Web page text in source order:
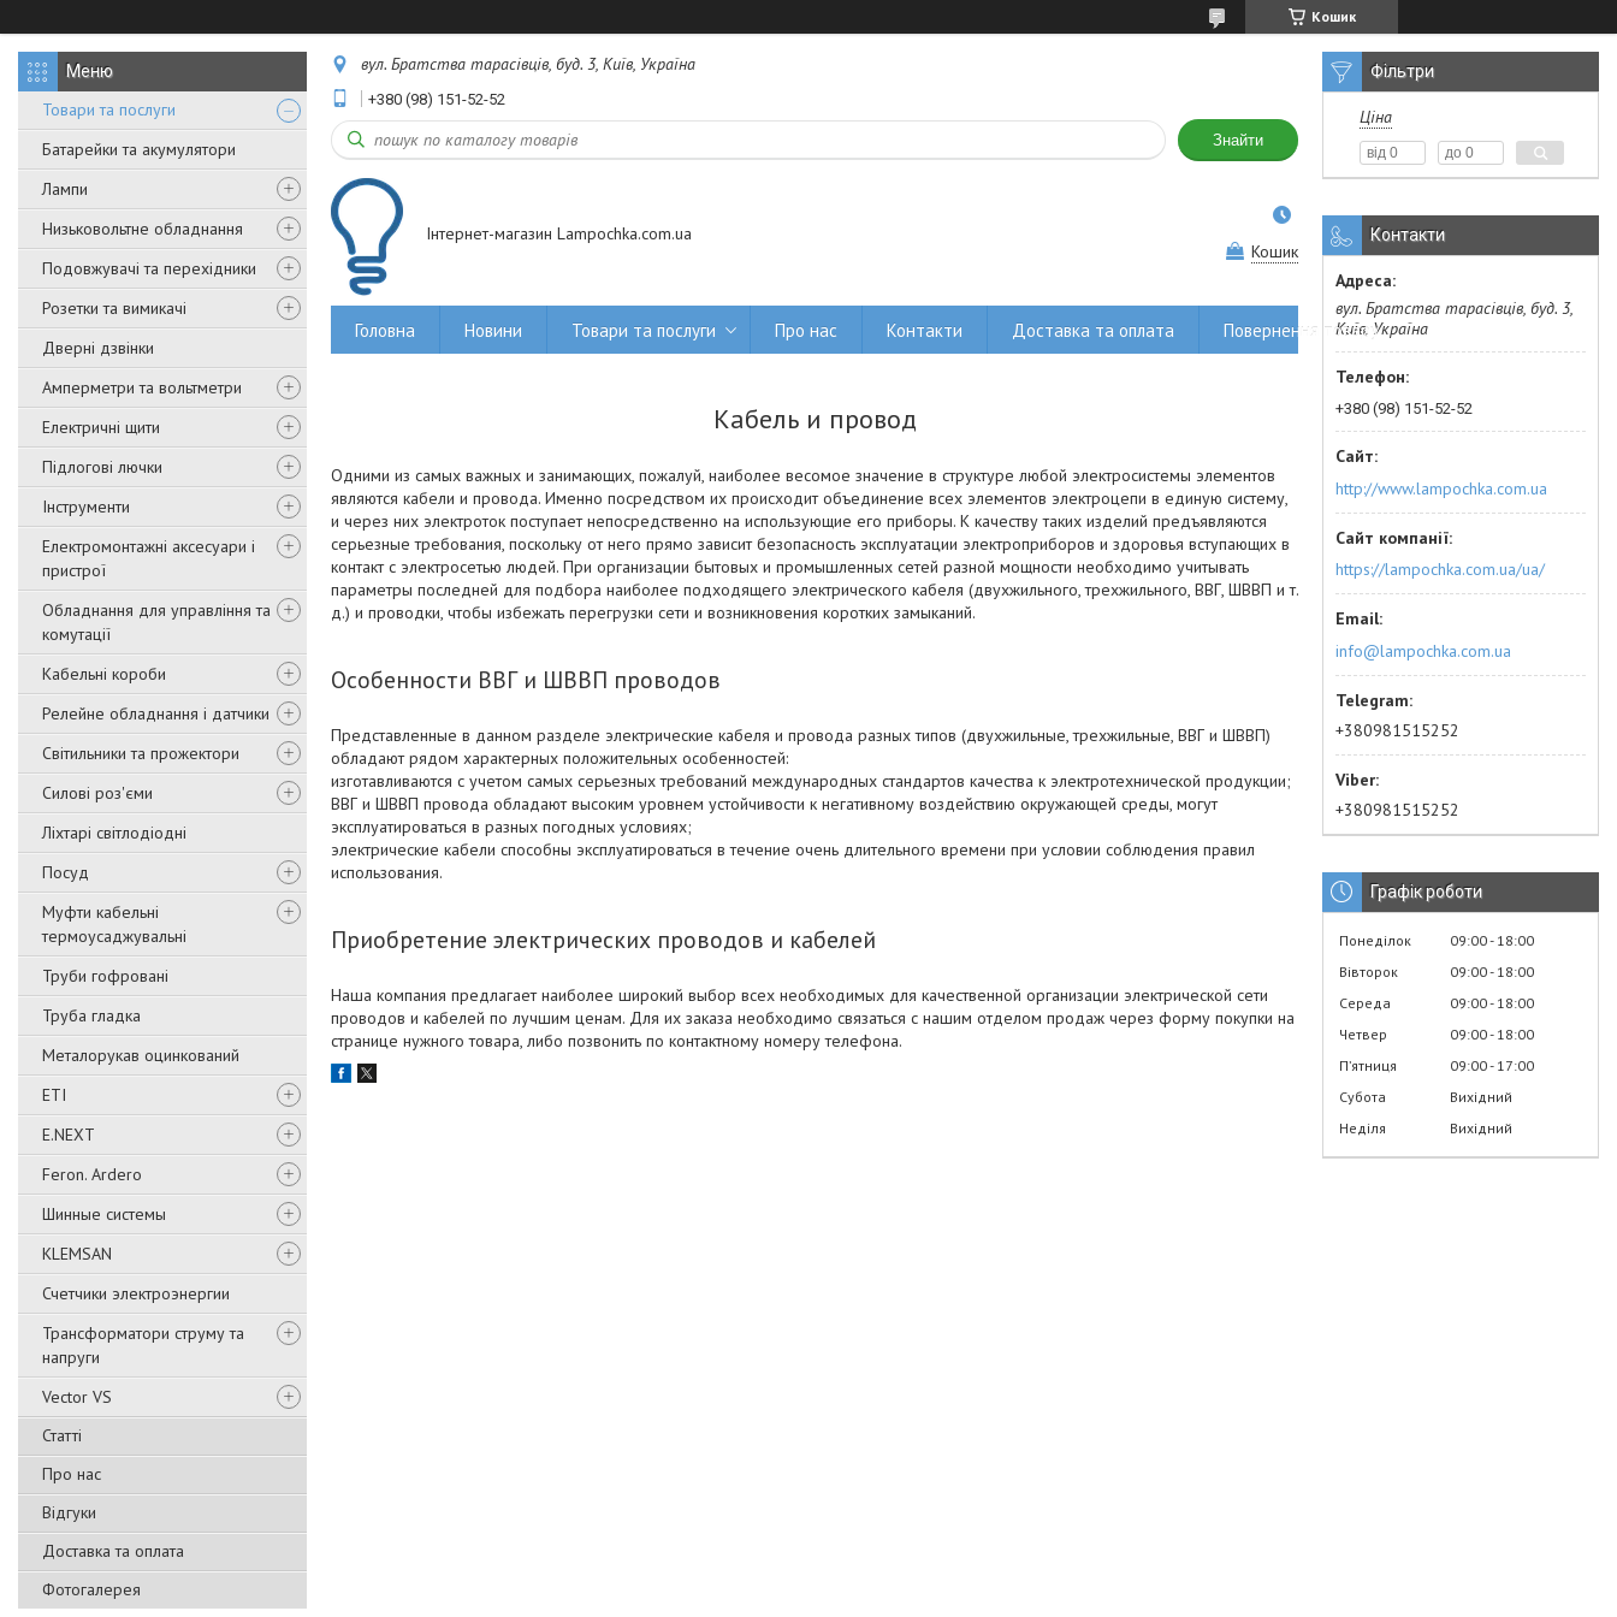
Кошик
Товари та послуги
Батарейки та акумулятори
Лампи
Низьковольтне обладнання
Подовжувачі та перехідники
Розетки та вимикачі
Дверні дзвінки
Амперметри та вольтметри
Електричні щити
Підлогові лючки
Інструменти
Електромонтажні аксесуари і
пристрої
Обладнання для управління та
комутації
Кабельні короби
Релейне обладнання і датчики
Світильники та прожектори
Силові роз'єми
Ліхтарі світлодіодні
Посуд
Муфти кабельні
термоусаджувальні
Труби гофровані
Труба гладка
Металорукав оцинкований
ETI
E.NEXT
Feron. Ardero
Шинные системы
KLEMSAN
Счетчики электроэнергии
Трансформатори струму та
напруги
Vector VS
Статті
Про нас
Відгуки
Доставка та оплата
Фотогалерея
вул. Братства тарасівців, буд. 3, Київ, Україна
+380 (98) 151-52-52
Знайти
Інтернет-магазин Lampochka.com.ua
Кошик
Головна Новини Товари та послуги Про нас Контакти Доставка та оплата Повернення товару
Кабель и провод
Одними из самых важных и занимающих, пожалуй, наиболее весомое значение в структуре любой электросистемы элементов
являются кабели и провода. Именно посредством их происходит объединение всех элементов электроцепи в единую систему,
и через них электроток поступает непосредственно на использующие его приборы. К качеству таких изделий предъявляются
серьезные требования, поскольку от него прямо зависит безопасность эксплуатации электроприборов и здоровья вступающих в
контакт с электросетью людей. При организации бытовых и промышленных сетей разной мощности необходимо учитывать
параметры последней для подбора наиболее подходящего электрического кабеля (двухжильного, трехжильного, ВВГ, ШВВП и т.
д.) и проводки, чтобы избежать перегрузки сети и возникновения коротких замыканий.
Особенности ВВГ и ШВВП проводов
Представленные в данном разделе электрические кабеля и провода разных типов (двухжильные, трехжильные, ВВГ и ШВВП)
обладают рядом характерных положительных особенностей:
изготавливаются с учетом самых серьезных требований международных стандартов качества к электротехнической продукции;
ВВГ и ШВВП провода обладают высоким уровнем устойчивости к негативному воздействию окружающей среды, могут
эксплуатироваться в разных погодных условиях;
электрические кабели способны эксплуатироваться в течение очень длительного времени при условии соблюдения правил
использования.
Приобретение электрических проводов и кабелей
Наша компания предлагает наиболее широкий выбор всех необходимых для качественной организации электрической сети
проводов и кабелей по лучшим ценам. Для их заказа необходимо связаться с нашим отделом продаж через форму покупки на
странице нужного товара, либо позвонить по контактному номеру телефона.
Фільтри
Ціна
Контакти
вул. Братства тарасівців, буд. 3,
Київ, Україна
+380 (98) 151-52-52
http://www.lampochka.com.ua
https://lampochka.com.ua/ua/
info@lampochka.com.ua
+380981515252
+380981515252
Графік роботи
Понеділок 09:00 18:00
Вівторок
09:00 18:00
Середа
09:00 18:00
Четвер
09:00 18:00
Пʼятниця
09:00 17:00
Субота
Вихідний
Неділя
Вихідний